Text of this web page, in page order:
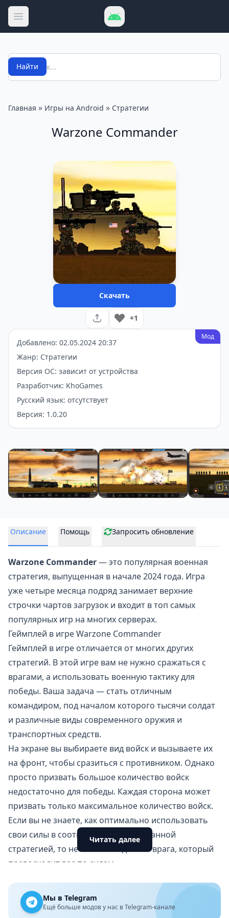
Открыть меню
Поиск
Найти
Главная » Игры на Android » Стратегии
Warzone Commander
Скачать
+1
Мод
Добавлено: 02.05.2024 20:37
Жанр: Стратегии
Версия ОС: зависит от устройства
Разработчик: KhoGames
Русский язык: отсутствует
Версия: 1.0.20
Описание Помощь Запросить обновление
Warzone Commander— это популярная военная
стратегия, выпущенная в начале 2024 года. Игра
уже четыре месяца подряд занимает верхние
строчки чартов загрузок и входит в топ самых
популярных игр на многих серверах.
Геймплей в игре Warzone Commander
Геймплей в игре отличается от многих других
стратегий. В этой игре вам не нужно сражаться с
врагами, а использовать военную тактику для
победы. Ваша задача — стать отличным
командиром, под началом которого тысячи солдат
и различные виды современного оружия и
транспортных средств.
На экране вы выбираете вид войск и вызываете их
на фронт, чтобы сразиться с противником. Однако
просто призвать большое количество войск
недостаточно для победы. Каждая сторона может
призвать только максимальное количество войск.
Если вы не знаете, как оптимально использовать
свои силы в соответствии с продуманной
стратегией, то не сможете одолеть врага, который
превосходит вас по силам.
В Warzone Commander вы можете вызывать на бой
различные виды войск. Поскольку игра не имеет
Читать далее
Мы в Telegram
Ещё больше модов у нас в Telegram-канале